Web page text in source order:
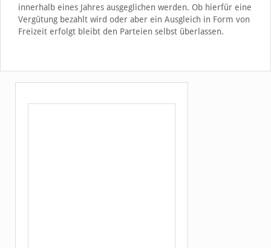
innerhalb eines Jahres ausgeglichen werden. Ob hierfür eine
Vergütung bezahlt wird oder aber ein Ausgleich in Form von
Freizeit erfolgt bleibt den Parteien selbst überlassen.